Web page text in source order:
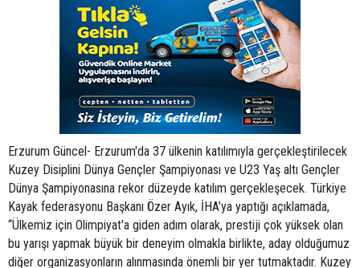
Erzurum Güncel- Erzurum'da 37 ülkenin katılımıyla gerçekleştirilecek
Kuzey Disiplini Dünya Gençler Şampiyonası ve U23 Yaş altı Gençler
Dünya Şampiyonasına rekor düzeyde katılım gerçekleşecek. Türkiye
Kayak federasyonu Başkanı Özer Ayık, İHA’ya yaptığı açıklamada,
“Ülkemiz için Olimpiyat'a giden adım olarak, prestiji çok yüksek olan
bu yarışı yapmak büyük bir deneyim olmakla birlikte, aday olduğumuz
diğer organizasyonların alınmasında önemli bir yer tutmaktadır. Kuzey